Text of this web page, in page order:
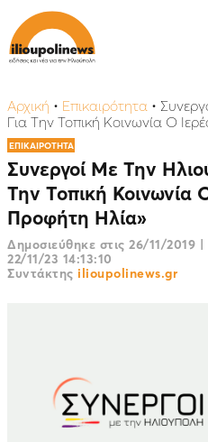
Αρχική • Επικαιρότητα •
Για Την Τοπική Κοινωνία Ο
ΕΠΙΚΑΙΡΟΤΗΤΑ
Συνεργοί Με Την
Την Τοπική Κοινωνία
Προφήτη Ηλία»
Δημοσιεύθηκε στις 26/11/2019 |
22/11/23 14:13:10
Συντάκτης ilioupolinews.gr